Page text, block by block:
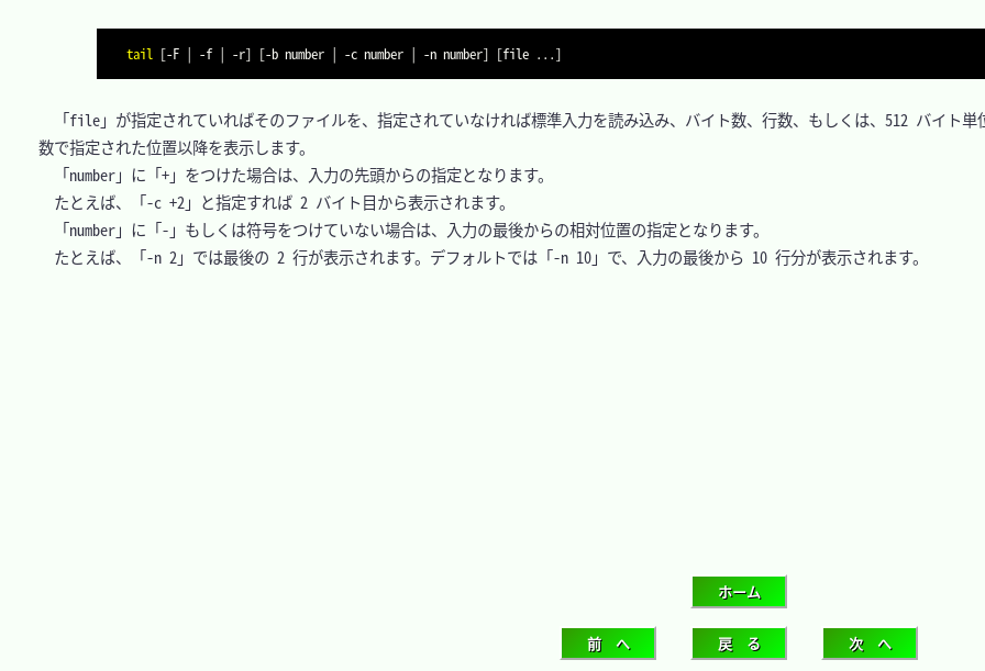
tail [-F | -f | -r] [-b number | -c number | -n number] [file .. .]
「file」が指定されていればそのファイルを、指定されていなければ標準入力を読み込み、バイト数、行数、もしくは、512 バイト単
数で指定された位置以降を表示します。
「number」に「+」をつけた場合は、入力の先頭からの指定となります。
たとえば、「-c +2」と指定すれば 2 バイト目から表示されます。
「number」に「-」もしくは符号をつけていない場合は、入力の最後からの相対位置の指定となります。
たとえば、「-n 2」では最後の 2 行が表示されます。デフォルトでは「-n 10」で、入力の最後から 10 行分が表示されます。